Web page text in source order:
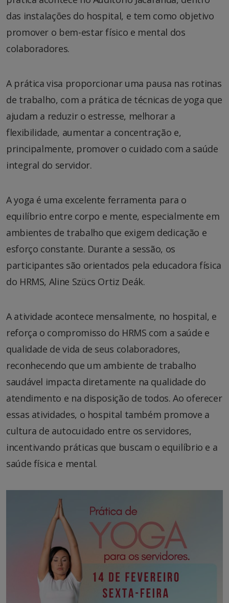
das instalações do hospital, e tem como objetivo
promover o bem-estar físico e mental dos
colaboradores.
A prática visa proporcionar uma pausa nas rotinas
de trabalho, com a prática de técnicas de yoga que
ajudam a reduzir o estresse, melhorar a
flexibilidade, aumentar a concentração e,
principalmente, promover o cuidado com a saúde
integral do servidor.
A yoga é uma excelente ferramenta para o
equilíbrio entre corpo e mente, especialmente em
ambientes de trabalho que exigem dedicação e
esforço constante. Durante a sessão, os
participantes são orientados pela educadora física
do HRMS, Aline Szücs Ortiz Deák.
A atividade acontece mensalmente, no hospital, e
reforça o compromisso do HRMS com a saúde e
qualidade de vida de seus colaboradores,
reconhecendo que um ambiente de trabalho
saudável impacta diretamente na qualidade do
atendimento e na disposição de todos. Ao oferecer
essas atividades, o hospital também promove a
cultura de autocuidado entre os servidores,
incentivando práticas que buscam o equilíbrio e a
saúde física e mental.